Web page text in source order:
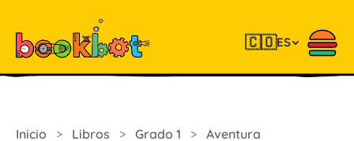
🇨🇴ES
Inicio > Libros > Grado 1 > Aventura